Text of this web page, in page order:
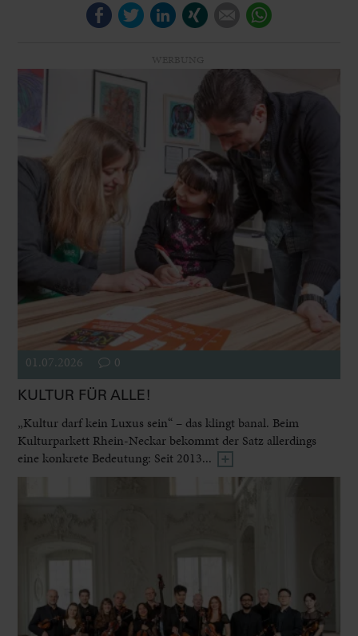
FacebookTwitterLinkedIn E-mail
01.07.2026 0
KULTUR FÜR ALLE!
„Kultur darf kein Luxus sein“ – das klingt banal. Beim
Kulturparkett Rhein-Neckar bekommt der Satz allerdings
eine konkrete Bedeutung: Seit 2013...